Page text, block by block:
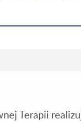
Terapii